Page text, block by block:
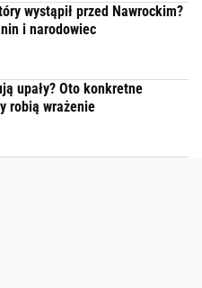
wystąpił przed Nawrockim?
i narodowiec
upały? Oto konkretne
robią wrażenie